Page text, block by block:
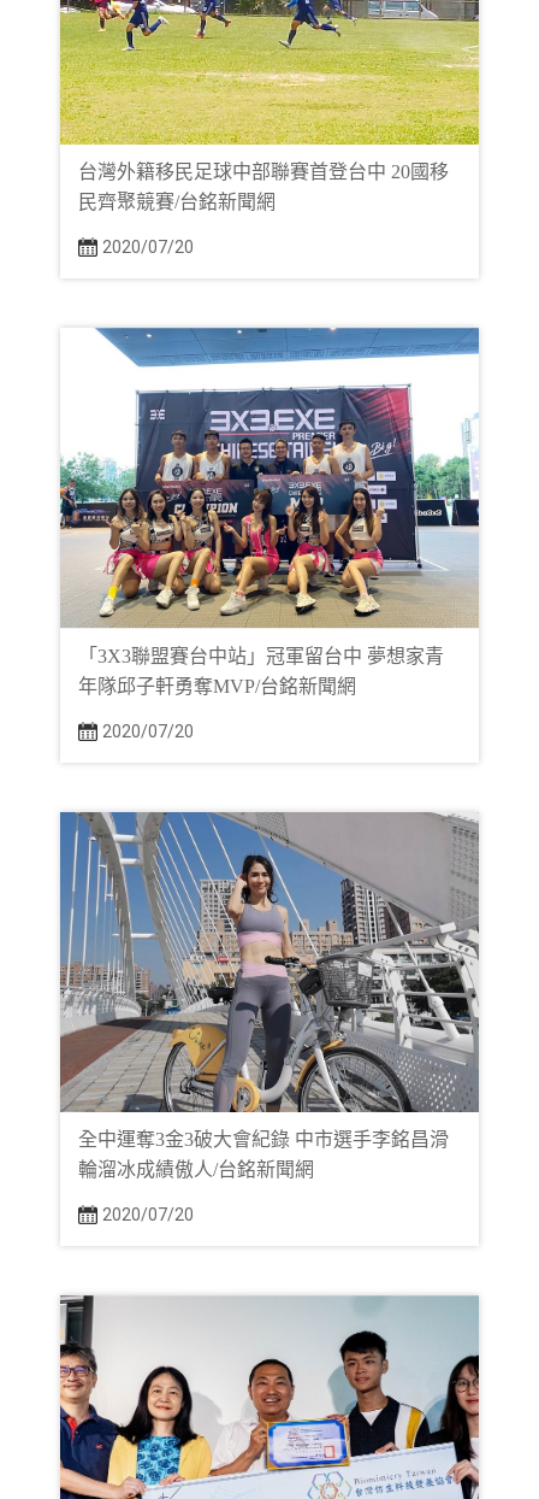
台灣外籍移民足球中部聯賽首登台中 20國移
民齊聚競賽/台銘新聞網
2020/07/20
「3X3聯盟賽台中站」冠軍留台中 夢想家青
年隊邱子軒勇奪MVP/台銘新聞網
2020/07/20
全中運奪3金3破大會紀錄 中市選手李銘昌滑
輪溜冰成績傲人/台銘新聞網
2020/07/20